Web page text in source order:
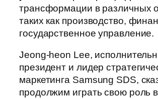
трансформации в различных
таких как производство,
государственное управление.
Jeong-heon Lee,
президент и лидер
маркетинга Samsung SDS,
продолжим играть свою роль